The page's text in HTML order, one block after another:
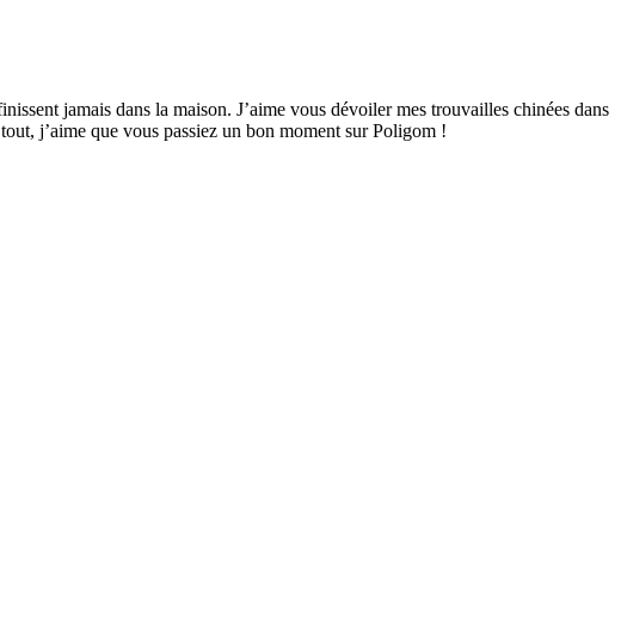
jamais dans la maison. J’aime vous dévoiler mes trouvailles chinées dans
j’aime que vous passiez un bon moment sur Poligom !